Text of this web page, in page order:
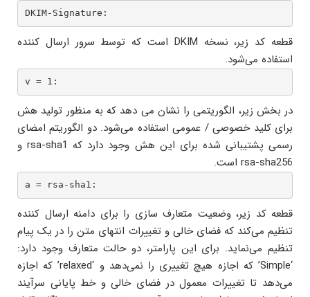
DKIM-Signature:
قطعه کد زیر، نسخه DKIM است که توسط سرور ارسال کننده
استفاده می‌شود.
v = 1:
در بخش زیر، الگوریتمی را نشان می دهد که به منظور تولید هش
برای کلید خصوصی / عمومی استفاده می‌شود. دو الگوریتم امضای
رسمی پشتیبانی شده برای این هش وجود دارد که rsa-sha1 و
rsa-sha256 است.
a = rsa-sha1:
قطعه کد زیر، وضعیت متعارف سازی را برای دامنه ارسال کننده
تنظیم می‌کند که فضای خالی و تغییرات انتهای متن را در یک پیام
تنظیم می‌نماید. برای این پارامتر، دو حالت متعارف وجود دارد:
‘Simple’ که اجازه هیچ تغییری را نمی‌دهد و ‘relaxed’ که اجازه
می‌دهد تا تغییرات معمول در فضای خالی و خط پایانی سرآیند